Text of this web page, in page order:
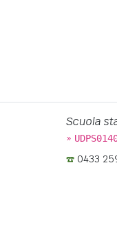
Scuola
»
0433